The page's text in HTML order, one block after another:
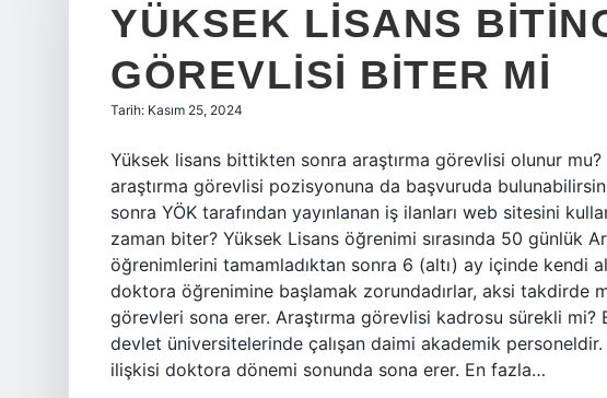
YÜKSEK LISANS
GÖREVLISI BITER MI
Tarih: Kasım 25, 2024
Yüksek lisans bittikten sonra araştırma görevlisi olunur mu?
araştırma görevlisi pozisyonuna da başvuruda
sonra YÖK tarafından yayınlanan iş ilanları web sitesini
zaman biter? Yüksek Lisans öğrenimi sırasında 50 günlük
öğrenimlerini tamamladıktan sonra 6 (altı) ay içinde kendi
doktora öğrenimine başlamak zorundadırlar, aksi takdirde
görevleri sona erer. Araştırma görevlisi kadrosu sürekli mi?
devlet üniversitelerinde çalışan daimi akademik
ilişkisi doktora dönemi sonunda sona erer. En fazla…